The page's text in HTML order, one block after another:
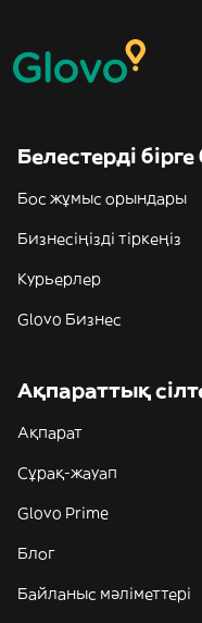
Белестерді
Бос жұмыс орындары
Бизнесіңізді тіркеңіз
Курьерлер
Glovo Бизнес
Ақпараттық
Ақпарат
Сұрақ-жауап
Glovo Prime
Блог
Байланыс мәліметтері